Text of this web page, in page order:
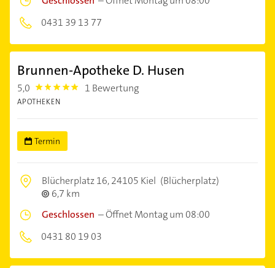
0431 39 13 77
Brunnen-Apotheke D. Husen
5,0 5.0 1 Bewertung
APOTHEKEN
Termin
Blücherplatz 16,24105 Kiel (Blücherplatz)
6,7 km
Geschlossen –Öffnet Montag um 08:00
0431 80 19 03